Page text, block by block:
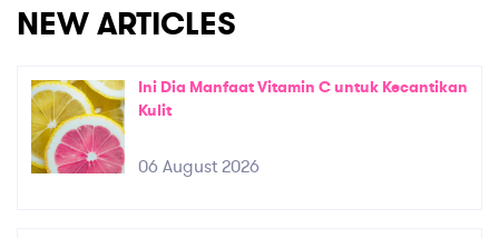
NEW ARTICLES
Ini Dia Manfaat Vitamin C untuk Kecantikan
Kulit
06 August 2026